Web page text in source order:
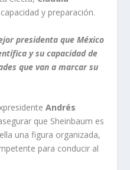
y preparación.
presidenta que México
y su capacidad de
que van a marcar su
Andrés
que Sheinbaum es
una figura organizada,
para conducir al